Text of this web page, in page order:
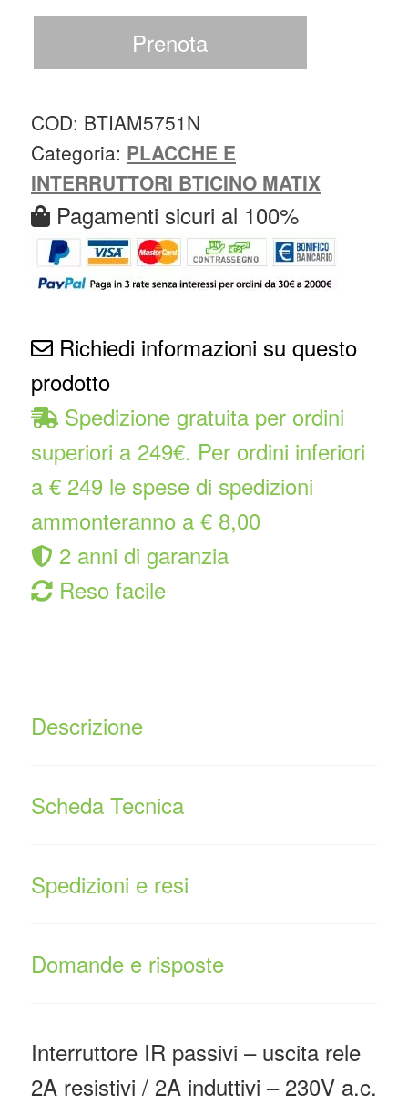
Prenota
COD: BTIAM5751N
Categoria: PLACCHE E
INTERRUTTORI BTICINO MATIX
Pagamenti sicuri al 100%
Richiedi informazioni su questo
prodotto
Spedizione gratuita per ordini
superiori a 249€. Per ordini inferiori
a € 249 le spese di spedizioni
ammonteranno a € 8,00
2 anni di garanzia
Reso facile
Descrizione
Scheda Tecnica
Spedizioni e resi
Domande e risposte
Interruttore IR passivi – uscita rele
2A resistivi / 2A induttivi – 230V a.c.